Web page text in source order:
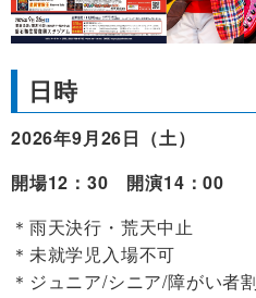
日時
2026年9月26日（土）
開場12：30 開演14：00
＊雨天決行・荒天中止
＊未就学児入場不可
＊ジュニア/シニア/障がい者